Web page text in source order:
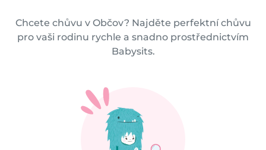
Chcete chůvu v Občov? Najděte perfektní chůvu
pro vaši rodinu rychle a snadno prostřednictvím
Babysits.